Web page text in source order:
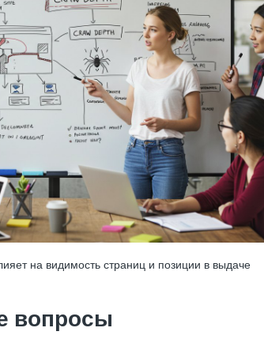
на видимость страниц и позиции в выдаче
вопросы